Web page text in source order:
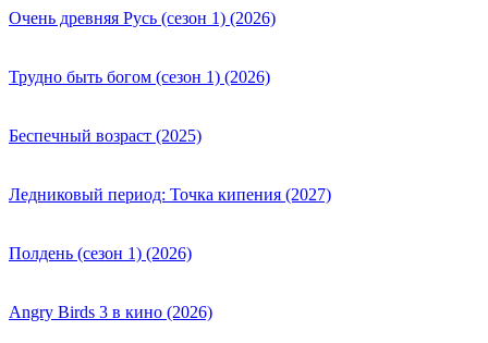
Очень древняя Русь (сезон 1) (2026)
Трудно быть богом (сезон 1) (2026)
Беспечный возраст (2025)
Ледниковый период: Точка кипения (2027)
Полдень (сезон 1) (2026)
Angry Birds 3 в кино (2026)